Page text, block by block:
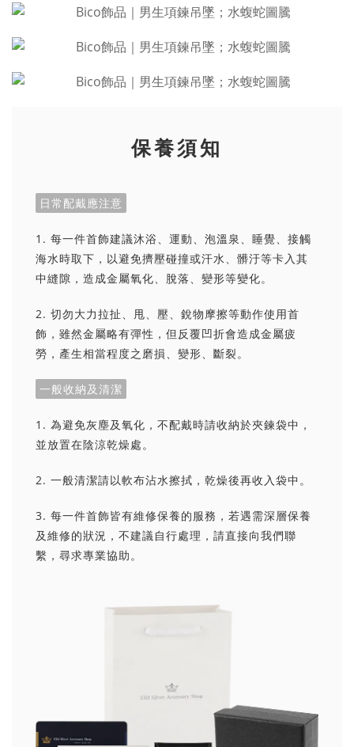
保養須知
日常配戴應注意
1. 每一件首飾建議沐浴、運動、泡溫泉、睡覺、接觸
海水時取下，以避免擠壓碰撞或汗水、髒汙等卡入其
中縫隙，造成金屬氧化、脫落、變形等變化。
2. 切勿大力拉扯、甩、壓、銳物摩擦等動作使用首
飾，雖然金屬略有彈性，但反覆凹折會造成金屬疲
勞，產生相當程度之磨損、變形、斷裂。
一般收納及清潔
1. 為避免灰塵及氧化，不配戴時請收納於夾鍊袋中，
並放置在陰涼乾燥處。
2. 一般清潔請以軟布沾水擦拭，乾燥後再收入袋中。
3. 每一件首飾皆有維修保養的服務，若遇需深層保養
及維修的狀況，不建議自行處理，請直接向我們聯
繫，尋求專業協助。